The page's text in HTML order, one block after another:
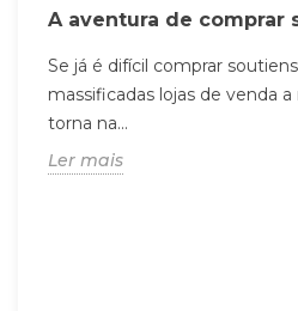
A aventura de comprar
Se já é difícil comprar
massificadas lojas de venda
torna na...
Ler mais